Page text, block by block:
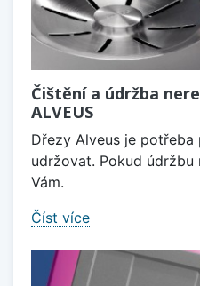
Čištění a údržba
ALVEUS
Dřezy Alveus je
udržovat. Pokud údržbu
Vám.
Číst více